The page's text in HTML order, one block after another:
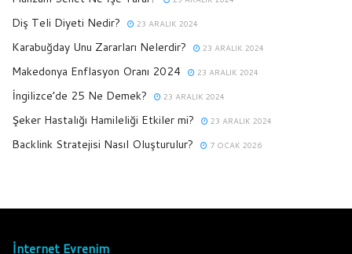
Diş Teli Diyeti Nedir? 23 ARALIK 2024
Karabuğday Unu Zararları Nelerdir? 23 ARALIK 2024
Makedonya Enflasyon Oranı 2024 23 ARALIK 2024
İngilizce’de 25 Ne Demek? 23 ARALIK 2024
Şeker Hastalığı Hamileliği Etkiler mi? 23 ARALIK 2024
Backlink Stratejisi Nasıl Oluşturulur? 7 OCAK 2026
İnternet Evrenim